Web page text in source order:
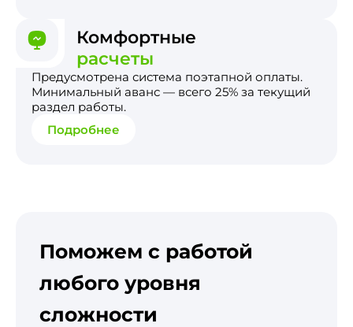
Комфортные
расчеты
Предусмотрена система поэтапной оплаты.
Минимальный аванс — всего 25% за текущий
раздел работы.
Подробнее
Поможем с работой
любого уровня
сложности